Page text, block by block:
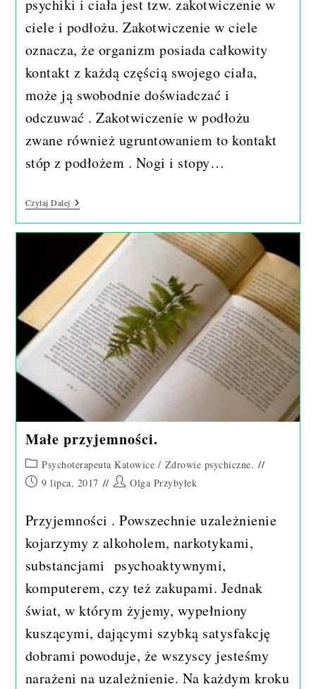
psychiki i ciała jest tzw. zakotwiczenie w
ciele i podłożu. Zakotwiczenie w ciele
oznacza, że organizm posiada całkowity
kontakt z każdą częścią swojego ciała,
może ją swobodnie doświadczać i
odczuwać . Zakotwiczenie w podłożu
zwane również ugruntowaniem to kontakt
stóp z podłożem . Nogi i stopy…
Czytaj DalejCiało.
Być
Mocnym
Jak
Korzenie
,
Giętkim
Jak
Gałęzie.
Małe przyjemności.
Post
category:
Psychoterapeuta Katowice / Zdrowie psychiczne.
Post9 lipca, 2017
PostOlga Przybyłek
Przyjemności . Powszechnie uzależnienie
kojarzymy z alkoholem, narkotykami,
substancjami psychoaktywnymi,
komputerem, czy też zakupami. Jednak
świat, w którym żyjemy, wypełniony
kuszącymi, dającymi szybką satysfakcję
dobrami powoduje, że wszyscy jesteśmy
narażeni na uzależnienie. Na każdym kroku